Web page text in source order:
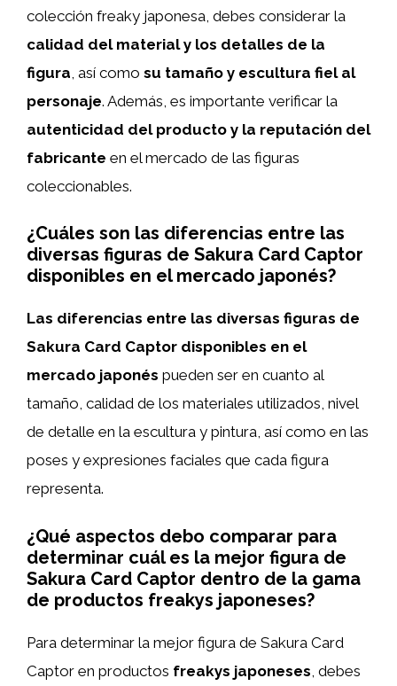
colección freaky japonesa, debes considerar la
calidad del material y los detalles de la
figura , así como su tamaño y escultura fiel al
personaje. Además, es importante verificar la
autenticidad del producto y la reputación del
fabricante en el mercado de las figuras
coleccionables.
¿Cuáles son las diferencias entre las
diversas figuras de Sakura Card Captor
disponibles en el mercado japonés?
Las diferencias entre las diversas figuras de
Sakura Card Captor disponibles en el
mercado japonés pueden ser en cuanto al
tamaño, calidad de los materiales utilizados, nivel
de detalle en la escultura y pintura, así como en las
poses y expresiones faciales que cada figura
representa.
¿Qué aspectos debo comparar para
determinar cuál es la mejor figura de
Sakura Card Captor dentro de la gama
de productos freakys japoneses?
Para determinar la mejor figura de Sakura Card
Captor en productos freakys japoneses , debes